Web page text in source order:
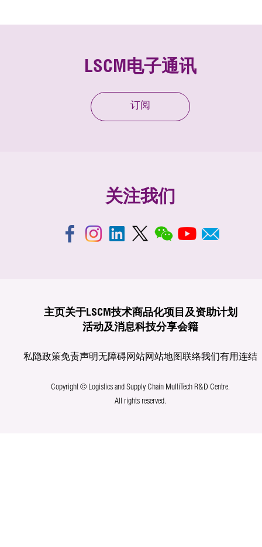
LSCM电子通讯
订阅
关注我们
主页关于LSCM技术商品化项目及资助计划
活动及消息科技分享会籍
私隐政策免责声明无障碍网站网站地图联络我们有用连结
Copyright © Logistics and Supply Chain MultiTech R&D Centre.
All rights reserved.